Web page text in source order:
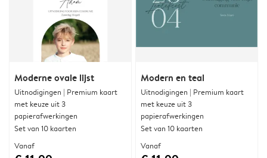
Moderne ovale lijst
Uitnodigingen | Premium kaart
met keuze uit 3
papierafwerkingen
Set van 10 kaarten
Vanaf
Modern en teal
Uitnodigingen | Premium kaart
met keuze uit 3
papierafwerkingen
Set van 10 kaarten
Vanaf